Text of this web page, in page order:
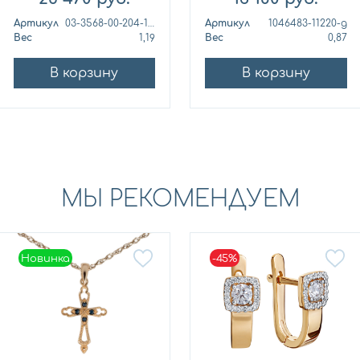
Артикул
03-3568-00-204-1110
Вес
1,19
В корзину
Артикул
1046483-11220-g
Вес
0,87
В корзину
МЫ РЕКОМЕНДУЕМ
Новинка
Новинка -45%